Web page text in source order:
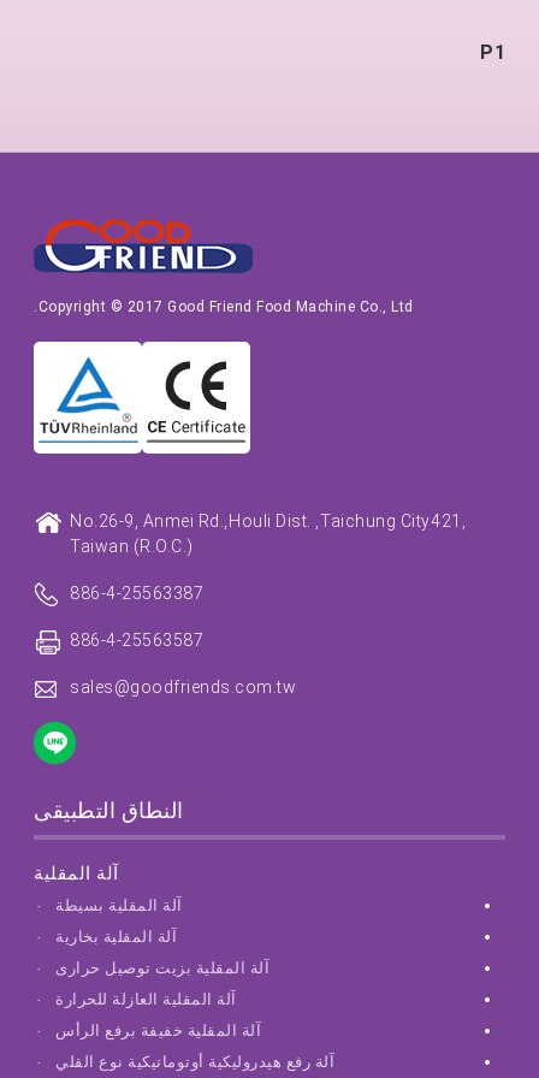
خلاط الكرة
P1
Copyright © 2017 Good Friend Food Machine Co., Ltd.
No.26-9, Anmei Rd.,Houli Dist. , Taichung City421,
Taiwan (R.O.C.)
886-4-25563387
886-4-25563587
sales@goodfriends.com.tw
النطاق التطبيقى
آلة المقلية
آلة المقلية بسيطة
آلة المقلية بخارية
آلة المقلية بزيت توصيل حرارى
آلة المقلية العازلة للحرارة
آلة المقلية خفيفة برفع الرأس
آلة رفع هيدروليكية أوتوماتيكية نوع القلي